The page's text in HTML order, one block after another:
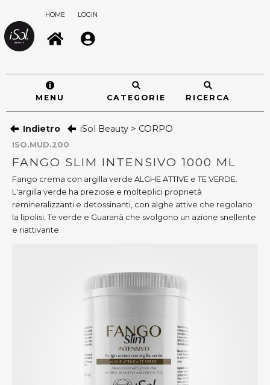
HOME LOGIN
MENU CATEGORIE RICERCA
Indietro iSol Beauty > CORPO
ISO.MUD.200
FANGO SLIM INTENSIVO 1000 ML
Fango crema con argilla verde ALGHE ATTIVE e TE VERDE.
L'argilla verde ha preziose e molteplici proprietà
remineralizzanti e detossinanti, con alghe attive che regolano
la lipolisi, Te verde e Guaranà che svolgono un azione snellente
e riattivante.